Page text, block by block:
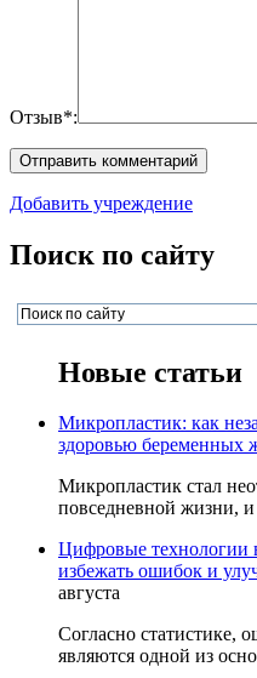
Отзыв*:
Добавить учреждение
Поиск по сайту
Новые статьи
Микропластик: как
здоровью беременных
Микропластик стал
повседневной жизни, и
Цифровые технологии
избежать ошибок и
августа
Согласно статистике,
являются одной из